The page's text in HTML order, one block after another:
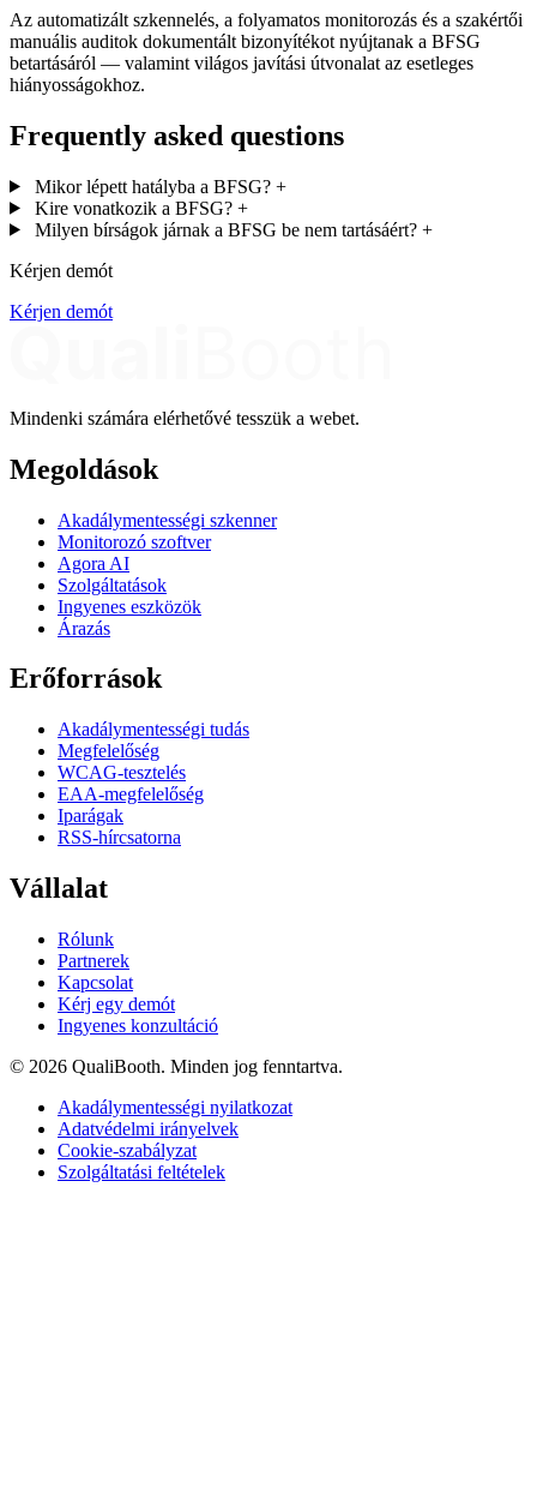
Az automatizált szkennelés, a folyamatos monitorozás és a szakértői
manuális auditok dokumentált bizonyítékot nyújtanak a BFSG
betartásáról — valamint világos javítási útvonalat az esetleges
hiányosságokhoz.
Frequently asked questions
Mikor lépett hatályba a BFSG? +
Kire vonatkozik a BFSG? +
Milyen bírságok járnak a BFSG be nem tartásáért? +
Kérjen demót
Kérjen demót
Mindenki számára elérhetővé tesszük a webet.
Megoldások
Akadálymentességi szkenner
Monitorozó szoftver
Agora AI
Szolgáltatások
Ingyenes eszközök
Árazás
Erőforrások
Akadálymentességi tudás
Megfelelőség
WCAG-tesztelés
EAA-megfelelőség
Iparágak
RSS-hírcsatorna
Vállalat
Rólunk
Partnerek
Kapcsolat
Kérj egy demót
Ingyenes konzultáció
© 2026 QualiBooth. Minden jog fenntartva.
Akadálymentességi nyilatkozat
Adatvédelmi irányelvek
Cookie-szabályzat
Szolgáltatási feltételek